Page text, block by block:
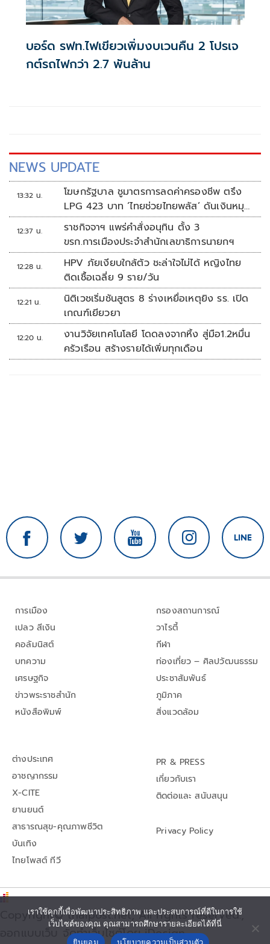
บอร์ด รฟท.ไฟเขียวเพิ่มงบเวนคืน 2 โปรเจ
กต์รถไฟกว่า 2.7 พันล้าน
NEWS UPDATE
13:32 น.
โฆษกรัฐบาล ชูมาตรการลดค่าครองชีพ ตรึง
LPG 423 บาท ‘ไทยช่วยไทยพลัส’ ดันเงินหมุน
แสนล้าน
12:37 น.
ราชกิจจาฯ แพร่คำสั่งอนุทิน ตั้ง 3
ขรก.การเมืองประจำสำนักเลขาธิการนายกฯ
12:28 น.
HPV ภัยเงียบใกล้ตัว ชะล่าใจไม่ได้ หญิงไทย
ติดเชื้อเฉลี่ย 9 ราย/วัน
12:21 น.
นิติเวชเริ่มชันสูตร 8 ร่างเหยื่อเหตุยิง รร. เปิด
เกณฑ์เยียวยา
12:20 น.
งานวิจัยเทคโนโลยี โดดลงจากหิ้ง สู่มือ1.2หมื่น
ครัวเรือน สร้างรายได้เพิ่มทุกเดือน
การเมือง
เปลว สีเงิน
คอลัมนิสต์
บทความ
เศรษฐกิจ
ข่าวพระราชสำนัก
หนังสือพิมพ์
กรองสถานการณ์
วาไรตี้
กีฬา
ท่องเที่ยว – ศิลปวัฒนธรรม
ประชาสัมพันธ์
ภูมิภาค
สิ่งแวดล้อม
ต่างประเทศ
อาชญากรรม
X-CITE
ยานยนต์
สาธารณสุข-คุณภาพชีวิต
บันเทิง
ไทยโพสต์ ทีวี
PR & PRESS
เกี่ยวกับเรา
ติดต่อและ สนับสนุน
Privacy Policy
Copyright© thaipost.net, All rights reserved.,
ออกแบบเว็บ จัดทำเว็บไซต์โดย iDesign
เราใช้คุกกี้เพื่อพัฒนาประสิทธิภาพ และประสบการณ์ที่ดีในการใช้
เว็บไซต์ของคุณ คุณสามารถศึกษารายละเอียดได้ที่นี่
ยินยอม
นโยบายความเป็นส่วนตัว